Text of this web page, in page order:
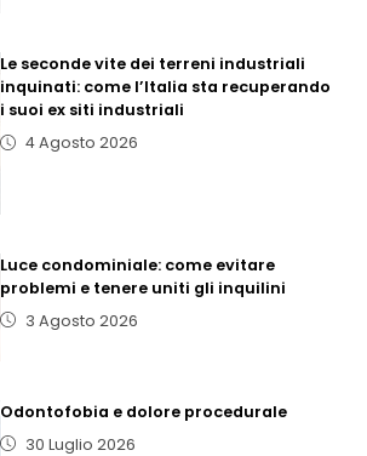
Le seconde vite dei terreni industriali
inquinati: come l’Italia sta recuperando
i suoi ex siti industriali
4 Agosto 2026
Luce condominiale: come evitare
problemi e tenere uniti gli inquilini
3 Agosto 2026
Odontofobia e dolore procedurale
30 Luglio 2026